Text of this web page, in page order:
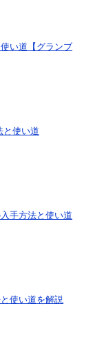
い道【グランブ
と使い道
手方法と使い道
使い道を解説